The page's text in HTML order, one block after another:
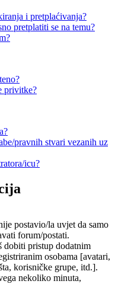
i pretplaćivanja?
pretplatiti se na temu?
privitke?
pravnih stvari vezanih uz
icu?
postavio/la uvjet da samo
forum/postati.
dobiti pristup dodatnim
osobama [avatari,
korisničke grupe, itd.].
nekoliko minuta,